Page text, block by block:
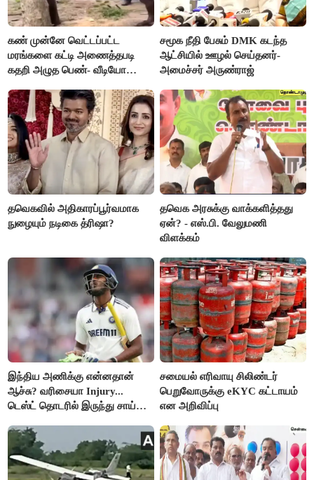
கண் முன்னே வெட்டப்பட்ட
மரங்களை கட்டி அணைத்தபடி
கதறி அழுத பெண்- வீடியோ
சமூக நீதி பேசும் DMK கடந்த
ஆட்சியில் ஊழல் செய்தனர்-
அமைச்சர் அருண்ராஜ்
தவெகவில் அதிகாரப்பூர்வமாக
நுழையும் நடிகை த்ரிஷா?
தவெக அரசுக்கு வாக்களித்தது
ஏன்? - எஸ்.பி. வேலுமணி
விளக்கம்
இந்திய அணிக்கு என்னதான்
ஆச்சு? வரிசையா Injury...
டெஸ்ட் தொடரில் இருந்து சாய்
சமையல் எரிவாயு சிலிண்டர்
பெறுவோருக்கு eKYC கட்டாயம்
என அறிவிப்பு